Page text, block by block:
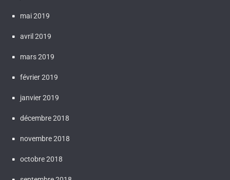
mai 2019
avril 2019
mars 2019
février 2019
janvier 2019
décembre 2018
novembre 2018
octobre 2018